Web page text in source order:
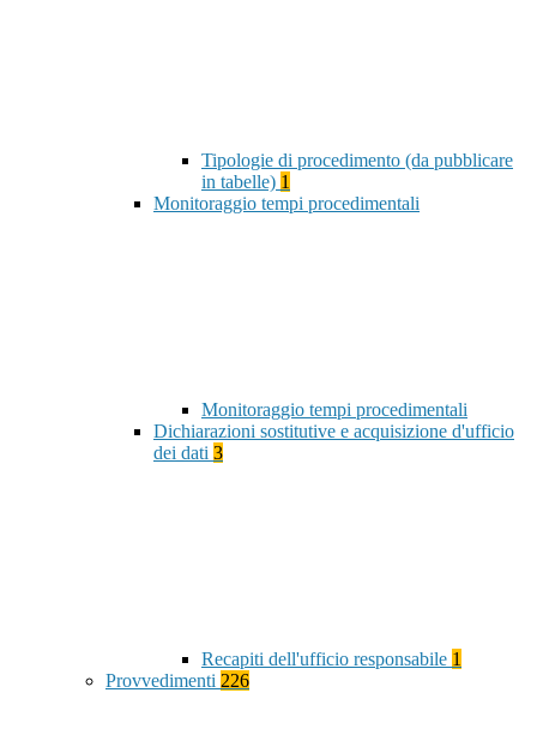
Tipologie di procedimento (da pubblicare
in tabelle) 1
Monitoraggio tempi procedimentali
Monitoraggio tempi procedimentali
Dichiarazioni sostitutive e acquisizione d'ufficio
dei dati 3
Recapiti dell'ufficio responsabile 1
Provvedimenti 226